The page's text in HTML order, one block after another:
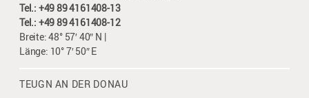
Tel.: +49 89 4161408-13
Tel.: +49 89 4161408-12
Breite: 48° 57′ 40″ N |
Länge: 10° 7′ 50″ E
TEUGN AN DER DONAU